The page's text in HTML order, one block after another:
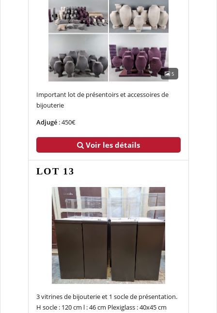
5
Important lot de présentoirs et accessoires de
bijouterie
Adjugé: 450€
Voir les détails
LOT 13
3 vitrines de bijouterie et 1 socle de présentation.
H socle : 120 cm l : 46 cm Plexiglass : 40x45 cm